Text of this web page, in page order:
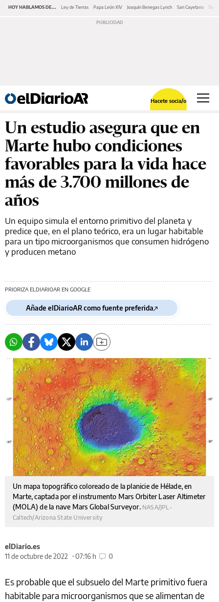
HOY HABLAMOS DE... Ley de Tierras Papa León XIV Joaquín Benegas Lynch San Cayetano
Hacete socia/o
Un estudio asegura que en
Marte hubo condiciones
favorables para la vida hace
más de 3.700 millones de
años
Un equipo simula el entorno primitivo del planeta y
predice que, en el plano teórico, era un lugar habitable
para un tipo microorganismos que consumen hidrógeno
y producen metano
PRIORIZA ELDIARIOAR EN GOOGLE
Añade elDiarioAR como fuente preferida
Un mapa topográfico coloreado de la planicie de Hélade, en
Marte, captada por el instrumento Mars Orbiter Laser Altimeter
(MOLA) de la nave Mars Global Surveyor. NASA/JPL-
Caltech/Arizona State University
elDiario.es
11 de octubre de 2022
07:16 h 0
Es probable que el subsuelo del Marte primitivo fuera
habitable para microorganismos que se alimentan de